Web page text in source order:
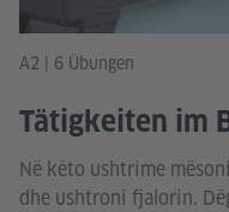
A2 | 6 Übungen
Tätigkeiten im
Në këto ushtrime
dhe ushtroni fjalorin.